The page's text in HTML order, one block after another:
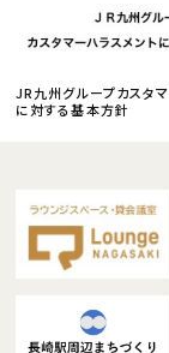
JR九州グループカスタ
に対する基本方針